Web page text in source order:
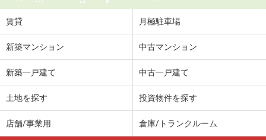
専有面積
石川県金沢市高尾台２丁目
6.85万円
石川県金沢市押野３丁目
賃貸 月極駐車場
新築マンション 中古マンション
新築一戸建て 中古一戸建て
土地を探す 投資物件を探す
店舗/事業用 倉庫/トランクルーム